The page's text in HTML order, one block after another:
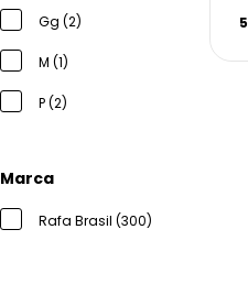
Gg (2)
M (1)
P (2)
Marca
Rafa Brasil (300)
5